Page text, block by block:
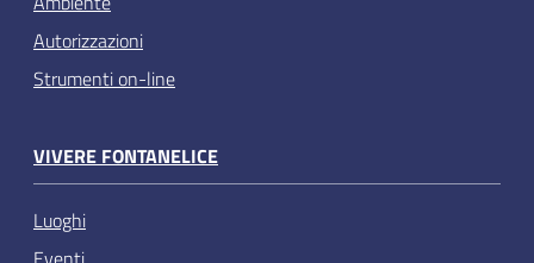
Autorizzazioni
Strumenti on-line
VIVERE FONTANELICE
Luoghi